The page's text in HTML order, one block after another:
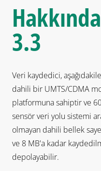
Hakkında
3.3
Veri kaydedici,
dahili bir UMTS/CDMA
platformuna sahiptir ve
sensör veri yolu sistemi
olmayan dahili bellek
ve 8 MB'a kadar
depolayabilir.